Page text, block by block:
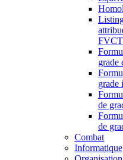
grade
grade
de
de
Combat
Informatique